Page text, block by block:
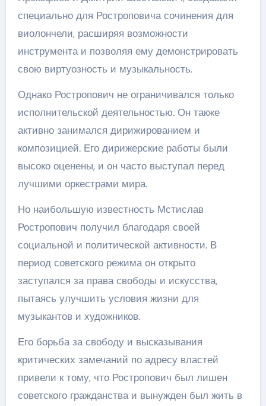
специально для Ростроповича сочинения для
виолончели, расширяя возможности
инструмента и позволяя ему демонстрировать
свою виртуозность и музыкальность.
Однако Ростропович не ограничивался только
исполнительской деятельностью. Он также
активно занимался дирижированием и
композицией. Его дирижерские работы были
высоко оценены, и он часто выступал перед
лучшими оркестрами мира.
Но наибольшую известность Мстислав
Ростропович получил благодаря своей
социальной и политической активности. В
период советского режима он открыто
заступался за права свободы и искусства,
пытаясь улучшить условия жизни для
музыкантов и художников.
Его борьба за свободу и высказывания
критических замечаний по адресу властей
привели к тому, что Ростропович был лишен
советского гражданства и вынужден был жить в